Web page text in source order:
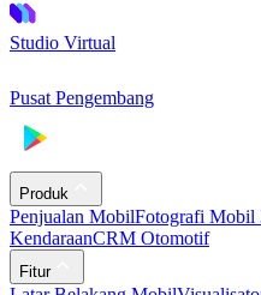
Studio Virtual
Pusat Pengembang
Produk
Penjualan MobilFotografi Mobil
KendaraanCRM Otomotif
Fitur